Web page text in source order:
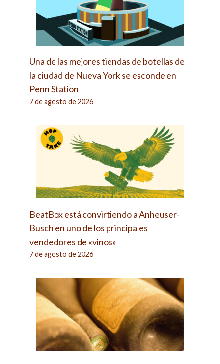
Una de las mejores tiendas de botellas de
la ciudad de Nueva York se esconde en
Penn Station
7 de agosto de 2026
BeatBox está convirtiendo a Anheuser-
Busch en uno de los principales
vendedores de «vinos»
7 de agosto de 2026